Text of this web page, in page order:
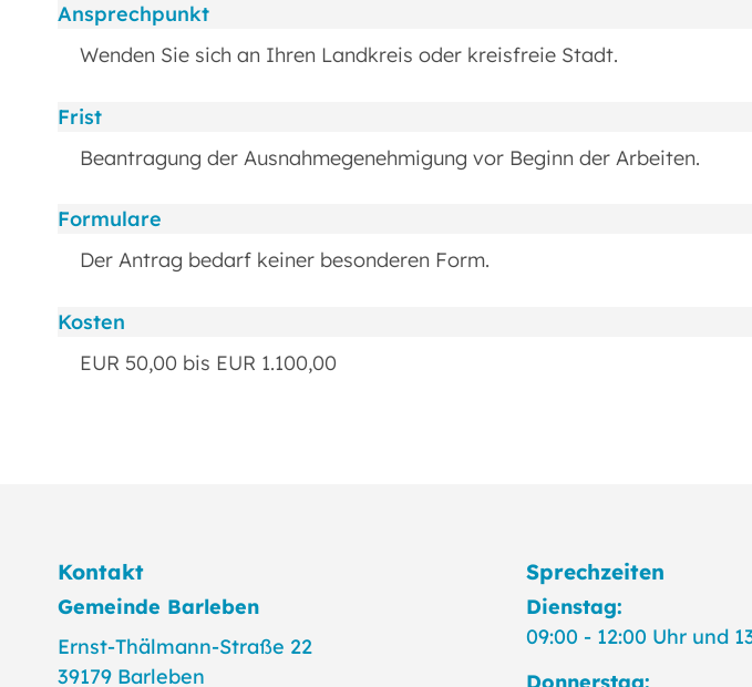
Ansprechpunkt
Wenden Sie sich an Ihren Landkreis oder kreisfreie Stadt.
Frist
Beantragung der Ausnahmegenehmigung vor Beginn der Arbeiten.
Formulare
Der Antrag bedarf keiner besonderen Form.
Kosten
EUR 50,00 bis EUR 1.100,00
Kontakt
Gemeinde Barleben
Ernst-Thälmann-Straße 22
39179 Barleben
Sprechzeiten
Dienstag:
09:00 - 12:00 Uhr und